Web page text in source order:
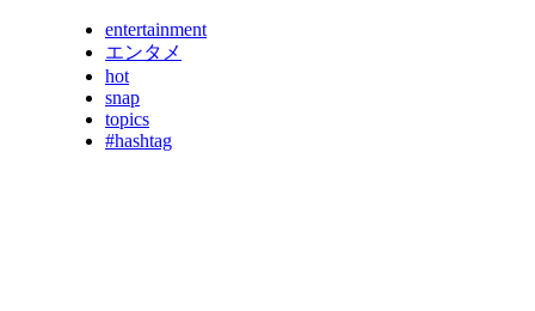
entertainment
エンタメ
hot
snap
topics
#hashtag